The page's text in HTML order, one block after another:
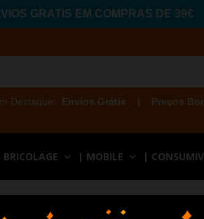
GRATIS EM COMPRAS DE 39€
Destaque: Envios Grátis | Preços
BRICOLAGE | MOBILE |